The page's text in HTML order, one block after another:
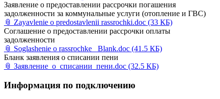
Заявление о предоставлении рассрочки погашения
задолженности за коммунальные услуги (отопление и ГВС)
📎 Zayavlenie o predostavlenii rassrochki.doc (33 КБ)
Соглашение о предоставлении рассрочки оплаты
задолженности
📎 Soglashenie o rassrochke_ Blank.doc (41.5 КБ)
Бланк заявления о списании пени
📎 Заявление_о_списании_пени.doc (32.5 КБ)
Информация по подключению